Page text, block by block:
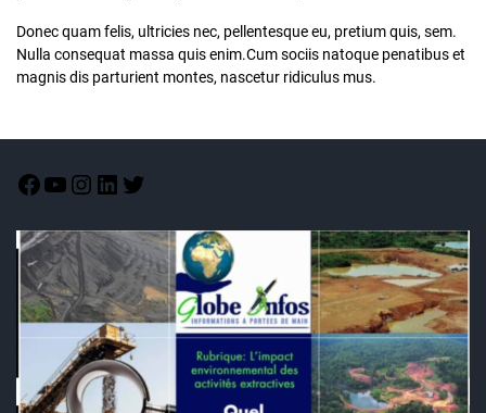
Donec quam felis, ultricies nec, pellentesque eu, pretium quis, sem.
Nulla consequat massa quis enim.Cum sociis natoque penatibus et
magnis dis parturient montes, nascetur ridiculus mus.